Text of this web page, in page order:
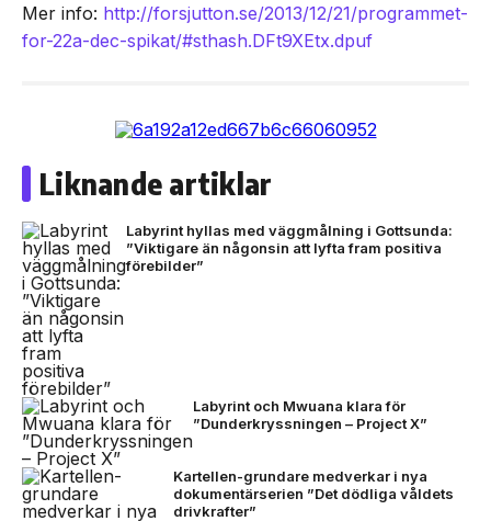
Mer info: http://forsjutton.se/2013/12/21/programmet-
for-22a-dec-spikat/#sthash.DFt9XEtx.dpuf
Liknande artiklar
Labyrint hyllas med väggmålning i Gottsunda:
”Viktigare än någonsin att lyfta fram positiva
förebilder”
Labyrint och Mwuana klara för
”Dunderkryssningen – Project X”
Kartellen-grundare medverkar i nya
dokumentärserien ”Det dödliga våldets
drivkrafter”